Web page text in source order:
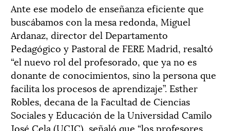
Ante ese modelo de enseñanza eficiente que
buscábamos con la mesa redonda, Miguel
Ardanaz, director del Departamento
Pedagógico y Pastoral de FERE Madrid, resaltó
“el nuevo rol del profesorado, que ya no es
donante de conocimientos, sino la persona que
facilita los procesos de aprendizaje”. Esther
Robles, decana de la Facultad de Ciencias
Sociales y Educación de la Universidad Camilo
José Cela (UCJC), señaló que “los profesores